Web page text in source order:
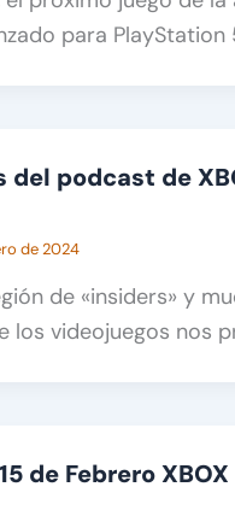
para PlayStation
del podcast de
de 2024
de «insiders» y
los videojuegos nos
de Febrero